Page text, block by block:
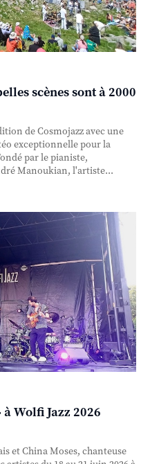
scènes sont à 2000
de Cosmojazz avec une
exceptionnelle pour la
par le pianiste,
Manoukian, l'artiste...
Wolfi Jazz 2026
et China Moses, chanteuse